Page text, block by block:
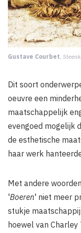
Gustave Courbet,
Dit soort
oeuvre een
maatschappelijk
evengoed mogelijk
de esthetische
haar werk
Met andere
'Boeren' niet meer
stukje
hoewel van